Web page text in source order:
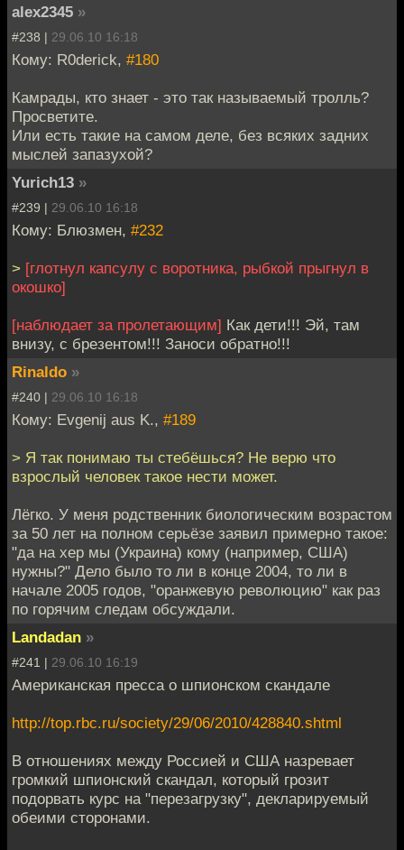
alex2345 »
#238 | 29.06.10 16:18
Кому: R0derick, #180
Камрады, кто знает - это так называемый тролль?
Просветите.
Или есть такие на самом деле, без всяких задних
мыслей запазухой?
Yurich13 »
#239 | 29.06.10 16:18
Кому: Блюзмен, #232
> [глотнул капсулу с воротника, рыбкой прыгнул в
окошко]
[наблюдает за пролетающим] Как дети!!! Эй, там
внизу, с брезентом!!! Заноси обратно!!!
Rinaldo »
#240 | 29.06.10 16:18
Кому: Evgenij aus K., #189
> Я так понимаю ты стебёшься? Не верю что
взрослый человек такое нести может.
Лёгко. У меня родственник биологическим возрастом
за 50 лет на полном серьёзе заявил примерно такое:
"да на хер мы (Украина) кому (например, США)
нужны?" Дело было то ли в конце 2004, то ли в
начале 2005 годов, "оранжевую революцию" как раз
по горячим следам обсуждали.
Landadan »
#241 | 29.06.10 16:19
Американская пресса о шпионском скандале
http://top.rbc.ru/society/29/06/2010/428840.shtml
В отношениях между Россией и США назревает
громкий шпионский скандал, который грозит
подорвать курс на "перезагрузку", декларируемый
обеими сторонами.